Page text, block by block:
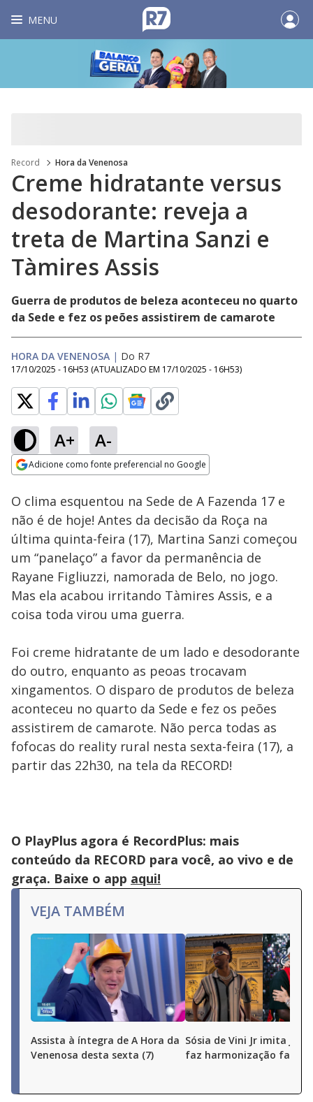
MENU
Record Hora da Venenosa
Creme hidratante versus
desodorante: reveja a
treta de Martina Sanzi e
Tàmires Assis
Guerra de produtos de beleza aconteceu no quarto
da Sede e fez os peões assistirem de camarote
HORA DA VENENOSA | Do R7
17/10/2025 - 16H53 (ATUALIZADO EM 17/10/2025 - 16H53)
A+ A-
Adicione como fonte preferencial no Google
Ativar
Loaded
58.23%
O clima esquentou na Sede de A Fazenda 17 e
não é de hoje! Antes da decisão da Roça na
última quinta-feira (17), Martina Sanzi começou
um “panelaço” a favor da permanência de
Rayane Figliuzzi, namorada de Belo, no jogo.
Mas ela acabou irritando Tàmires Assis, e a
coisa toda virou uma guerra.
Foi creme hidratante de um lado e desodorante
do outro, enquanto as peoas trocavam
xingamentos. O disparo de produtos de beleza
aconteceu no quarto da Sede e fez os peões
assistirem de camarote. Não perca todas as
fofocas do reality rural nesta sexta-feira (17), a
partir das 22h30, na tela da RECORD!
O PlayPlus agora é RecordPlus: mais
conteúdo da RECORD para você, ao vivo e de
graça. Baixe o app aqui!
VEJA TAMBÉM
Assista à íntegra de A Hora da
Venenosa desta sexta (7)
Sósia de Vini Jr imita
faz harmonização facial